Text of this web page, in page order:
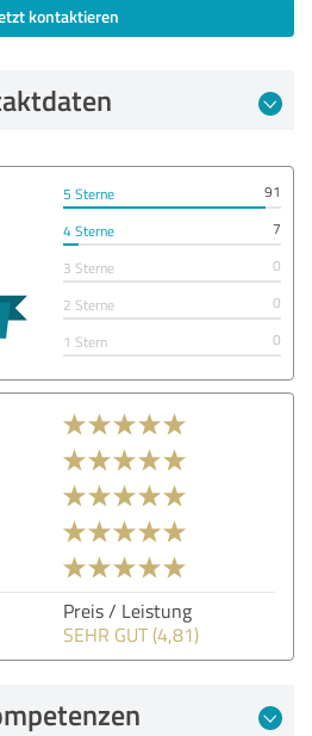
kontaktieren
5 Sterne
91
4 Sterne
7
3 Sterne
0
2 Sterne
0
1 Stern
0
Preis / Leistung
SEHR GUT (4,81)